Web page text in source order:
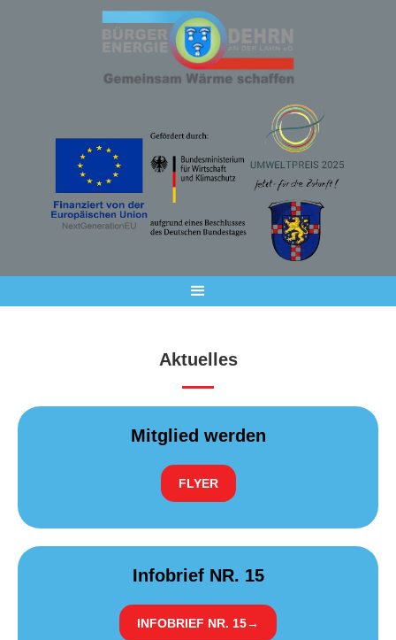
Aktuelles
Mitglied werden
FLYER
Infobrief NR. 15
INFOBRIEF NR. 15→